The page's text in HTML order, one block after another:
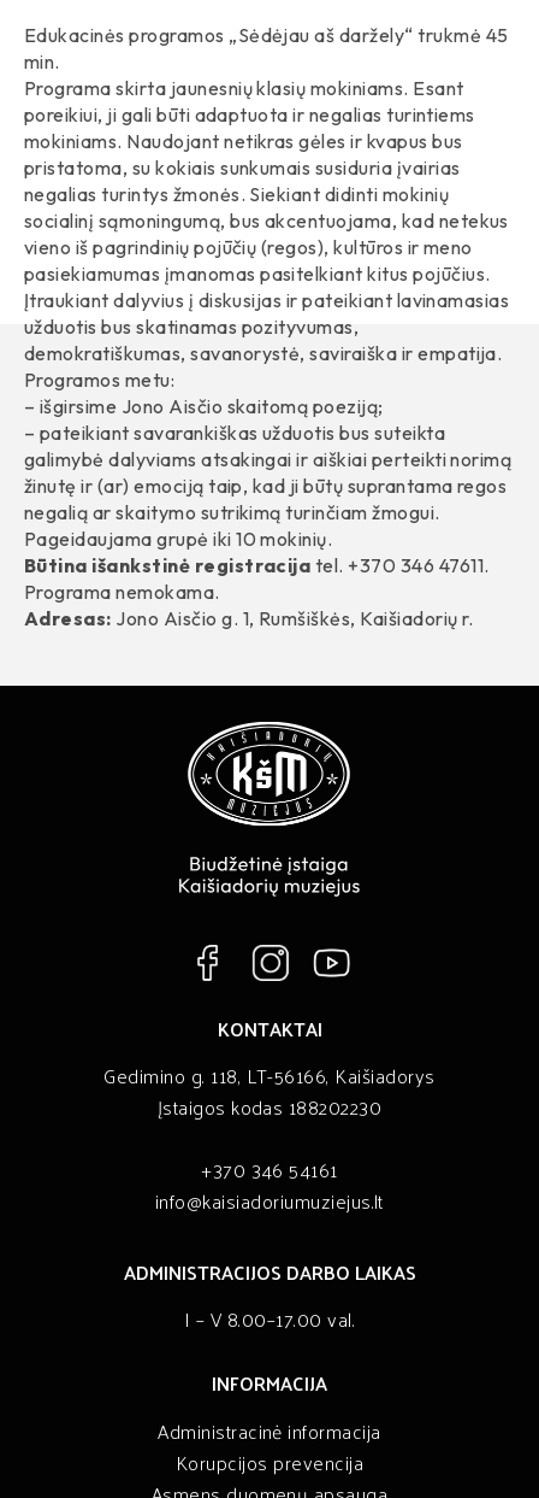
Edukacinės programos „Sėdėjau aš daržely“ trukmė 45
min.
Programa skirta jaunesnių klasių mokiniams. Esant
poreikiui, ji gali būti adaptuota ir negalias turintiems
mokiniams. Naudojant netikras gėles ir kvapus bus
pristatoma, su kokiais sunkumais susiduria įvairias
negalias turintys žmonės. Siekiant didinti mokinių
socialinį sąmoningumą, bus akcentuojama, kad netekus
vieno iš pagrindinių pojūčių (regos), kultūros ir meno
pasiekiamumas įmanomas pasitelkiant kitus pojūčius.
Įtraukiant dalyvius į diskusijas ir pateikiant lavinamasias
užduotis bus skatinamas pozityvumas,
demokratiškumas, savanorystė, saviraiška ir empatija.
Programos metu:
– išgirsime Jono Aisčio skaitomą poeziją;
– pateikiant savarankiškas užduotis bus suteikta
galimybė dalyviams atsakingai ir aiškiai perteikti norimą
žinutę ir (ar) emociją taip, kad ji būtų suprantama regos
negalią ar skaitymo sutrikimą turinčiam žmogui.
Pageidaujama grupė iki 10 mokinių.
Būtina išankstinė registracija tel. +370 346 47611.
Programa nemokama.
Adresas: Jono Aisčio g. 1, Rumšiškės, Kaišiadorių r.
KONTAKTAI
Gedimino g. 118, LT-56166, Kaišiadorys
Įstaigos kodas 188202230
+370 346 54161
info@kaisiadoriumuziejus.lt
ADMINISTRACIJOS DARBO LAIKAS
I – V 8.00–17.00 val.
INFORMACIJA
Administracinė informacija
Korupcijos prevencija